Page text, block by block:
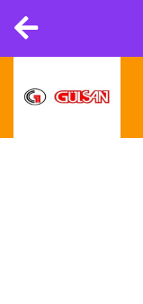
main
navigation